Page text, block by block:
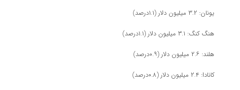
یونان: ۳.۲ میلیون دلار (۱.۱درصد)
هنگ کنگ: ۳.۱ میلیون دلار (۱.۱درصد)
هلند: ۲.۶ میلیون دلار (۰.۹درصد)
کانادا: ۲.۴ میلیون دلار (۰.۸درصد)